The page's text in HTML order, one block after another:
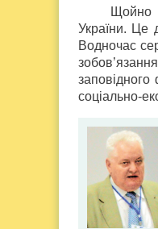
Щойно
України. Це
Водночас
соціально-